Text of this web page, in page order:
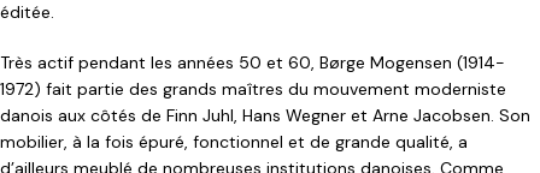
éditée.
Très actif pendant les années 50 et 60, Børge Mogensen (1914-
1972) fait partie des grands maîtres du mouvement moderniste
danois aux côtés de Finn Juhl, Hans Wegner et Arne Jacobsen. Son
mobilier, à la fois épuré, fonctionnel et de grande qualité, a
d’ailleurs meublé de nombreuses institutions danoises. Comme